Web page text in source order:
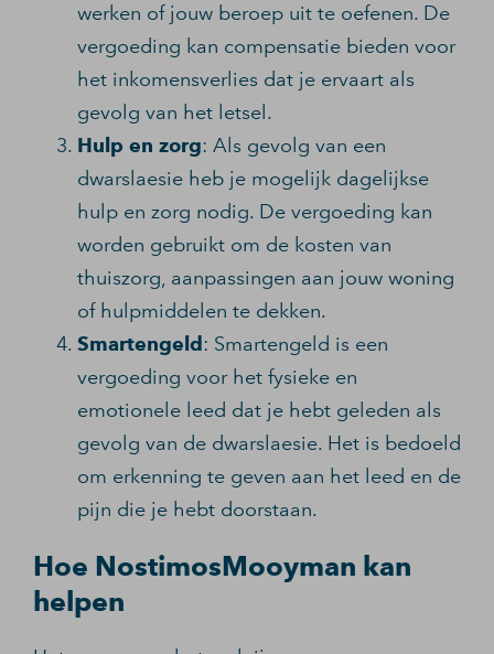
werken of jouw beroep uit te oefenen. De
vergoeding kan compensatie bieden voor
het inkomensverlies dat je ervaart als
gevolg van het letsel.
Hulp en zorg: Als gevolg van een
dwarslaesie heb je mogelijk dagelijkse
hulp en zorg nodig. De vergoeding kan
worden gebruikt om de kosten van
thuiszorg, aanpassingen aan jouw woning
of hulpmiddelen te dekken.
Smartengeld : Smartengeld is een
vergoeding voor het fysieke en
emotionele leed dat je hebt geleden als
gevolg van de dwarslaesie. Het is bedoeld
om erkenning te geven aan het leed en de
pijn die je hebt doorstaan.
Hoe NostimosMooyman kan
helpen